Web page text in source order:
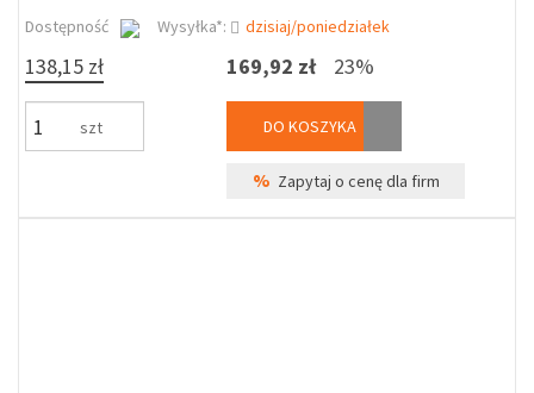
Dostępność
Wysyłka*: dzisiaj/poniedziałek
138,15 zł
szt
169,92 zł 23%
DO KOSZYKA
% Zapytaj o cenę dla firm